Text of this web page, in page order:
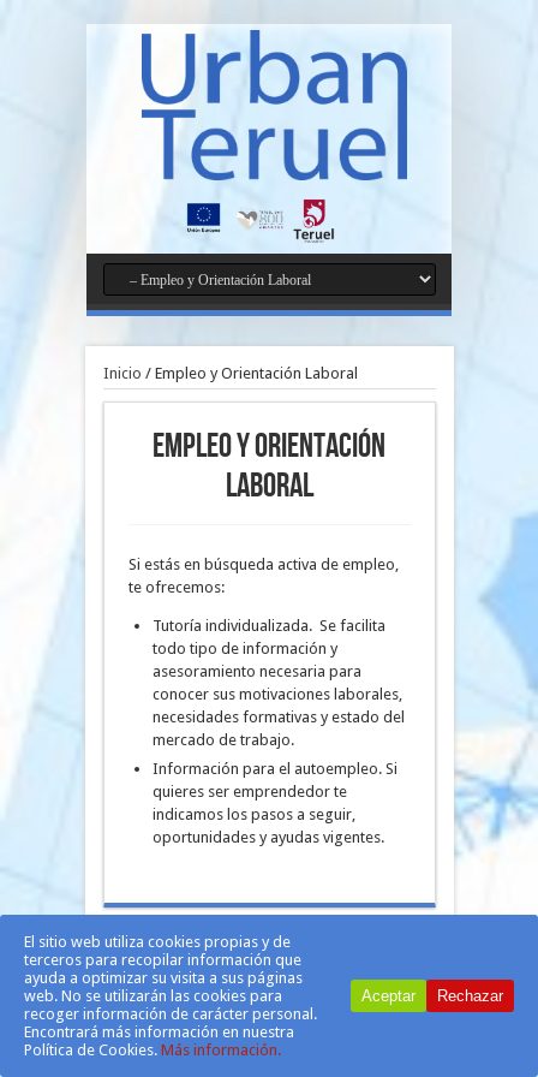
Inicio / Empleo y Orientación Laboral
Empleo y Orientación
Laboral
Si estás en búsqueda activa de empleo,
te ofrecemos:
Tutoría individualizada. Se facilita
todo tipo de información y
asesoramiento necesaria para
conocer sus motivaciones laborales,
necesidades formativas y estado del
mercado de trabajo.
Información para el autoempleo. Si
quieres ser emprendedor te
indicamos los pasos a seguir,
oportunidades y ayudas vigentes.
El sitio web utiliza cookies propias y de
terceros para recopilar información que
ayuda a optimizar su visita a sus páginas
web. No se utilizarán las cookies para
recoger información de carácter personal.
Encontrará más información en nuestra
Política de Cookies. Más información.
Aceptar Rechazar